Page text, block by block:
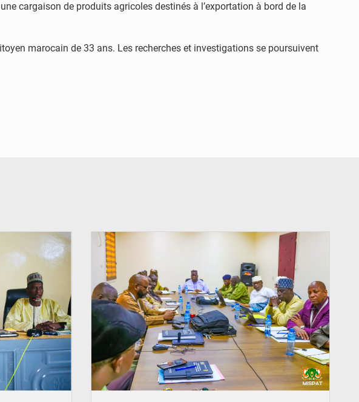
cargaison de produits agricoles destinés à l’exportation à bord de la
marocain de 33 ans. Les recherches et investigations se poursuivent